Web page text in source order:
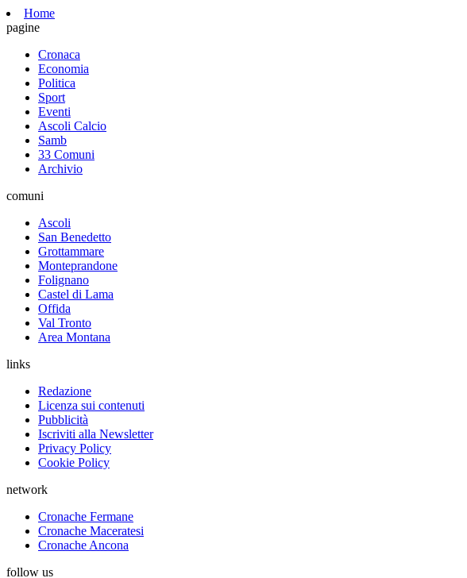
Home
pagine
Cronaca
Economia
Politica
Sport
Eventi
Ascoli Calcio
Samb
33 Comuni
Archivio
comuni
Ascoli
San Benedetto
Grottammare
Monteprandone
Folignano
Castel di Lama
Offida
Val Tronto
Area Montana
links
Redazione
Licenza sui contenuti
Pubblicità
Iscriviti alla Newsletter
Privacy Policy
Cookie Policy
network
Cronache Fermane
Cronache Maceratesi
Cronache Ancona
follow us